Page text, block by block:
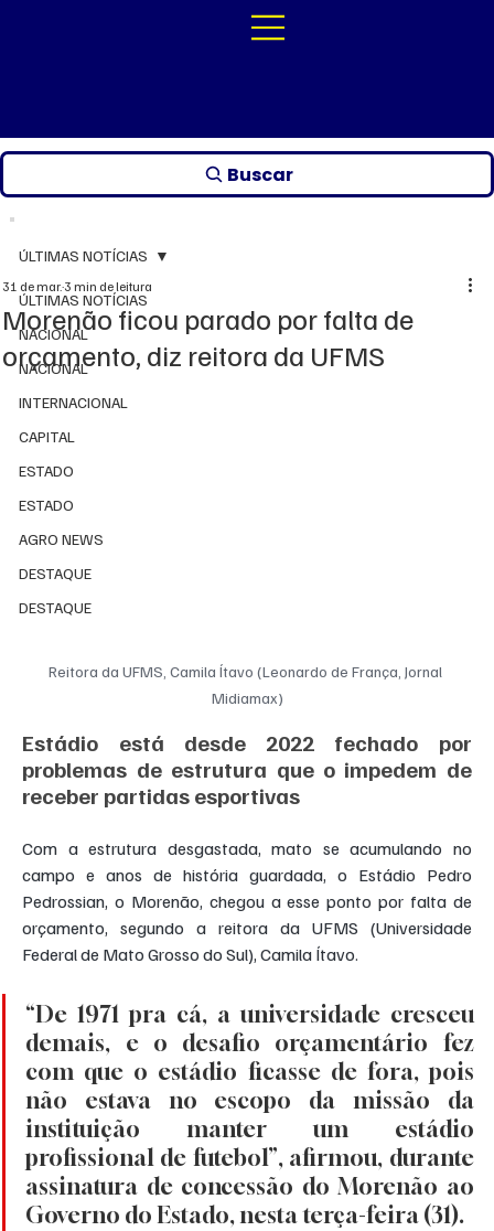
Buscar
ÚLTIMAS NOTÍCIAS
NACIONAL
NACIONAL
INTERNACIONAL
CAPITAL
ESTADO
ESTADO
AGRO NEWS
DESTAQUE
DESTAQUE
ÚLTIMAS NOTÍCIAS
Morenão ficou parado por falta de
orçamento, diz reitora da UFMS
31 de mar.3 min de leitura
Reitora da UFMS, Camila Ítavo (Leonardo de França, Jornal
Midiamax)
Estádio está desde 2022 fechado por
problemas de estrutura que o impedem de
receber partidas esportivas
Com a estrutura desgastada, mato se acumulando no
campo e anos de história guardada, o Estádio Pedro
Pedrossian, o Morenão, chegou a esse ponto por falta de
orçamento, segundo a reitora da UFMS (Universidade
Federal de Mato Grosso do Sul), Camila Ítavo.
“De 1971 pra cá, a universidade cresceu
demais, e o desafio orçamentário fez
com que o estádio ficasse de fora, pois
não estava no escopo da missão da
instituição manter um estádio
profissional de futebol”, afirmou, durante
assinatura de concessão do Morenão ao
Governo do Estado, nesta terça-feira (31).